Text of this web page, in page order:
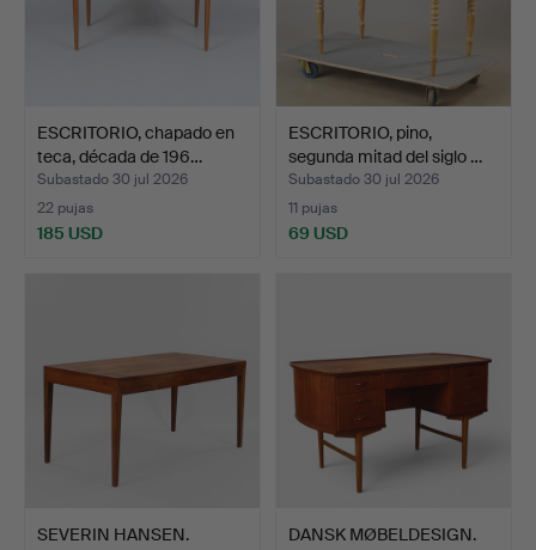
ESCRITORIO, chapado en
teca, década de 196…
Subastado 30 jul 2026
22 pujas
185 USD
ESCRITORIO, pino,
segunda mitad del siglo …
Subastado 30 jul 2026
11 pujas
69 USD
SEVERIN HANSEN.
DANSK MØBELDESIGN.